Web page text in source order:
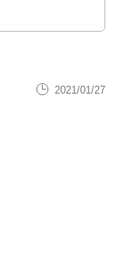
2021/01/27